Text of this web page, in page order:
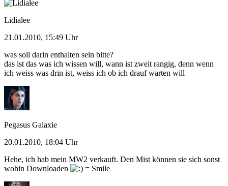
Lidialee
21.01.2010, 15:49 Uhr
was soll darin enthalten sein bitte?
das ist das was ich wissen will, wann ist zweit rangig, denn wenn
ich weiss was drin ist, weiss ich ob ich drauf warten will
Pegasus Galaxie
20.01.2010, 18:04 Uhr
Hehe, ich hab mein MW2 verkauft. Den Mist können sie sich sonst
wohin Downloaden